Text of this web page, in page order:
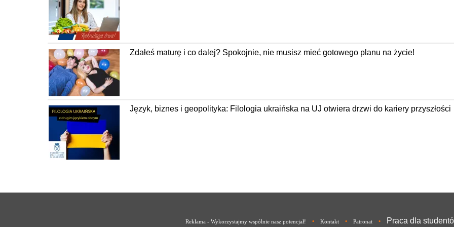
Zdałeś maturę i co dalej? Spokojnie, nie musisz mieć gotowego planu na życie!
Język, biznes i geopolityka: Filologia ukraińska na UJ otwiera drzwi do kariery przyszłości
Reklama - Wykorzystajmy wspólnie nasz potencjał! • Kontakt • Patronat • Praca dla